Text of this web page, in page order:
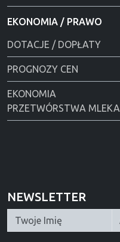
EKONOMIA / PRAWO
DOTACJE / DOPŁATY
PROGNOZY CEN
EKONOMIA
PRZETWÓRSTWA MLEKA
NEWSLETTER